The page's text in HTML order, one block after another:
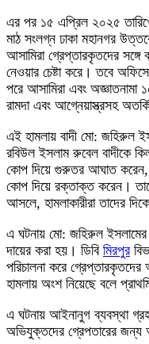
এর পর ১৫ এপ্রিল ২০২৫
মাঠ সংলগ্ন ঢাকা মহানগর
আসামিরা গ্রেপ্তারকৃতদের
নেওয়ার চেষ্টা করে। তবে
পরে আসামিরা এবং অজ্ঞাতনামা
রামদা এবং আগ্নেয়াস্ত্রসহ
এই হামলায় বাদী মো: জহিরুল
রবিউল ইসলাম রুবেল বাদীকে
কোপ দিয়ে গুরুতর আঘাত করেন,
কোপ দিয়ে রক্তাক্ত করেন।
আসলে, হামলাকারীরা তাদের
এ ঘটনায় মো: জহিরুল ইসলামের
দায়ের করা হয়। ডিবি মিরপুর
পরিচালনা করে
হামলায় অংশ নিয়েছে বলে
এ ঘটনায় আইনানুগ ব্যবস্থা
অভিযুক্তদের গ্রেপতারের